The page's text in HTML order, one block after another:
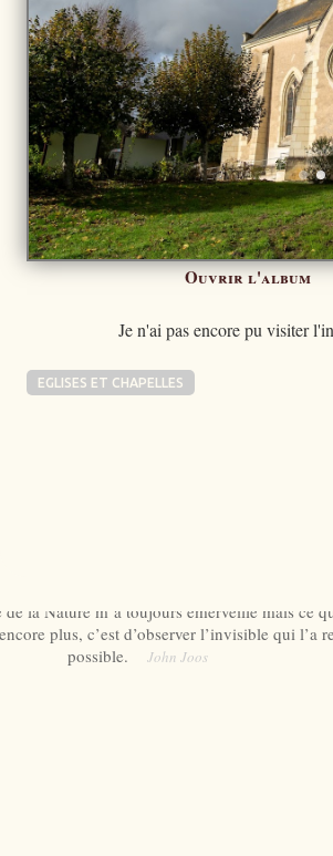
Ouvrir l'album
Je n'ai pas encore pu visiter
EGLISES ET CHAPELLES
de la Nature m’a toujours émerveillé mais ce
plus, c’est d’observer l’invisible qui l’a
possible.
John Joos